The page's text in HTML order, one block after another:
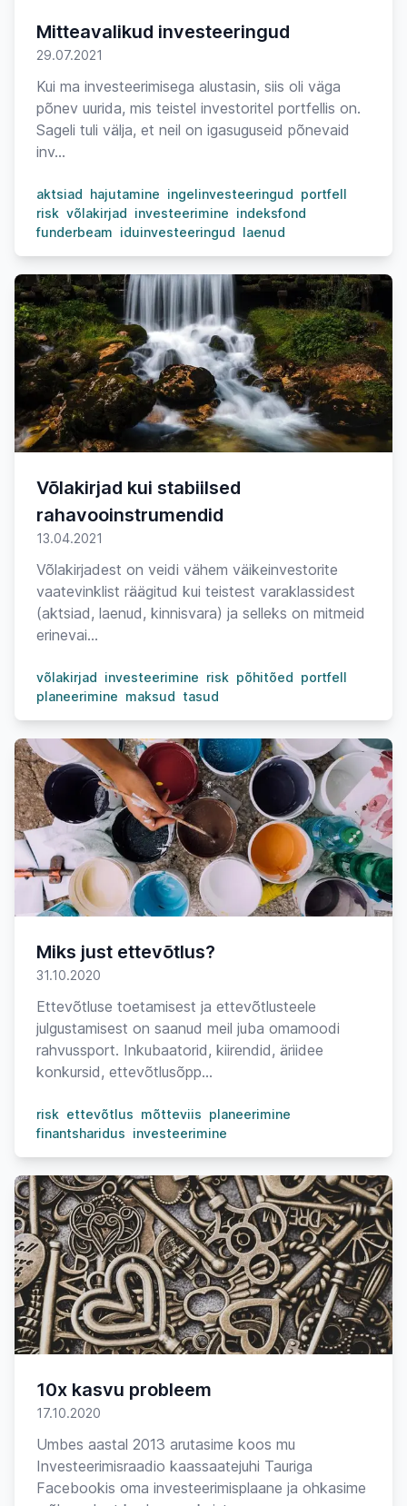
Mitteavalikud investeeringud
29.07.2021
Kui ma investeerimisega alustasin, siis oli väga
põnev uurida, mis teistel investoritel portfellis on.
Sageli tuli välja, et neil on igasuguseid põnevaid
inv...
aktsiad hajutamine ingelinvesteeringud portfell
risk võlakirjad investeerimine indeksfond
funderbeam iduinvesteeringud laenud
Võlakirjad kui stabiilsed
rahavooinstrumendid
13.04.2021
Võlakirjadest on veidi vähem väikeinvestorite
vaatevinklist räägitud kui teistest varaklassidest
(aktsiad, laenud, kinnisvara) ja selleks on mitmeid
erinevai...
võlakirjad investeerimine risk põhitõed portfell
planeerimine maksud tasud
Miks just ettevõtlus?
31.10.2020
Ettevõtluse toetamisest ja ettevõtlusteele
julgustamisest on saanud meil juba omamoodi
rahvussport. Inkubaatorid, kiirendid, äriidee
konkursid, ettevõtlusõpp...
risk ettevõtlus mõtteviis planeerimine
finantsharidus investeerimine
10x kasvu probleem
17.10.2020
Umbes aastal 2013 arutasime koos mu
Investeerimisraadio kaassaatejuhi Tauriga
Facebookis oma investeerimisplaane ja ohkasime